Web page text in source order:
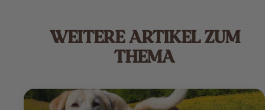
WEITERE ARTIKEL ZUM
THEMA